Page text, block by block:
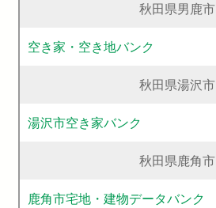
秋田県男鹿市
空き家・空き地バンク
秋田県湯沢市
湯沢市空き家バンク
秋田県鹿角市
鹿角市宅地・建物データバンク